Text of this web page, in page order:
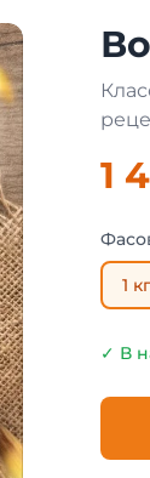
1
1
✓ В